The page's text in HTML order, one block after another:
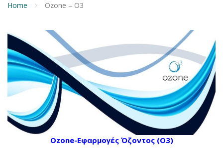
Home Ozone – O3
Ozone-Εφαρμογές Όζοντος (O3)